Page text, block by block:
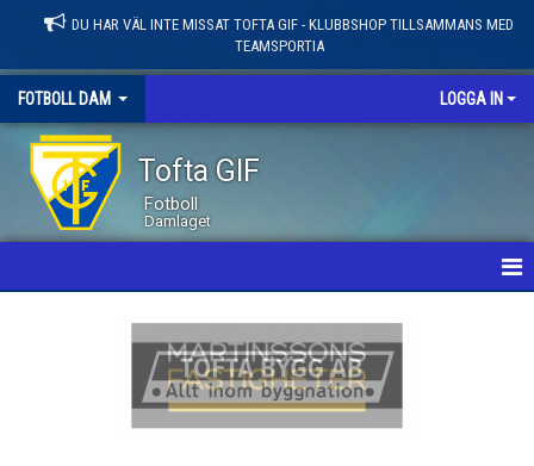
DU HAR VÄL INTE MISSAT TOFTA GIF - KLUBBSHOP TILLSAMMANS MED
TEAMSPORTIA
FOTBOLL DAM LOGGA IN
Tofta GIF
Fotboll
Damlaget